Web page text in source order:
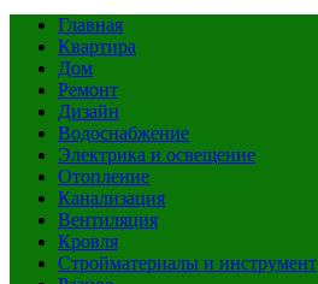
Главная
Квартира
Дом
Ремонт
Дизайн
Водоснабжение
Электрика и освещение
Отопление
Канализация
Вентиляция
Кровля
Стройматериалы и инструмент